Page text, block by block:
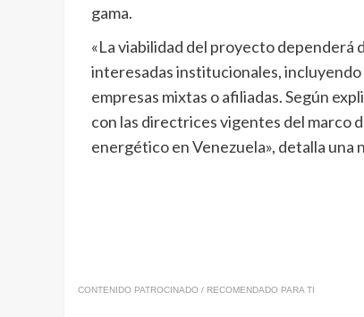
gama.
«La viabilidad del proyecto dependerá
interesadas institucionales, incluyendo
empresas mixtas o afiliadas. Según
con las directrices vigentes del marco
energético en Venezuela», detalla una
CONTENIDO PATROCINADO / RECOMENDADO PARA TI